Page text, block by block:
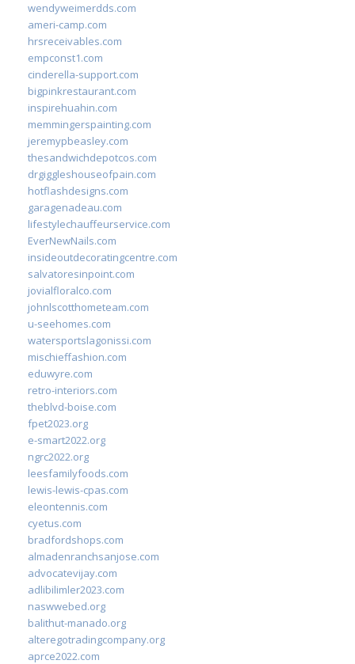
wendyweimerdds.com
ameri-camp.com
hrsreceivables.com
empconst1.com
cinderella-support.com
bigpinkrestaurant.com
inspirehuahin.com
memmingerspainting.com
jeremypbeasley.com
thesandwichdepotcos.com
drgiggleshouseofpain.com
hotflashdesigns.com
garagenadeau.com
lifestylechauffeurservice.com
EverNewNails.com
insideoutdecoratingcentre.com
salvatoresinpoint.com
jovialfloralco.com
johnlscotthometeam.com
u-seehomes.com
watersportslagonissi.com
mischieffashion.com
eduwyre.com
retro-interiors.com
theblvd-boise.com
fpet2023.org
e-smart2022.org
ngrc2022.org
leesfamilyfoods.com
lewis-lewis-cpas.com
eleontennis.com
cyetus.com
bradfordshops.com
almadenranchsanjose.com
advocatevijay.com
adlibilimler2023.com
naswwebed.org
balithut-manado.org
alteregotradingcompany.org
aprce2022.com